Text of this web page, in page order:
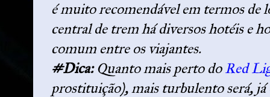
é muito recomendável em termos de
central de trem há diversos hotéis e
comum entre os viajantes.
#Dica:Quanto mais perto doRed
prostituição), mais turbulento será, já